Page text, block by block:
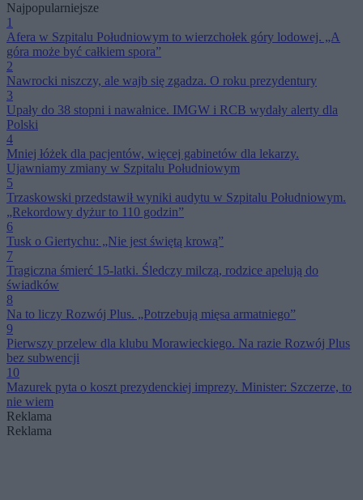
Najpopularniejsze
1
Afera w Szpitalu Południowym to wierzchołek góry lodowej. „A
góra może być całkiem spora”
2
Nawrocki niszczy, ale wajb się zgadza. O roku prezydentury
3
Upały do 38 stopni i nawałnice. IMGW i RCB wydały alerty dla
Polski
4
Mniej łóżek dla pacjentów, więcej gabinetów dla lekarzy.
Ujawniamy zmiany w Szpitalu Południowym
5
Trzaskowski przedstawił wyniki audytu w Szpitalu Południowym.
„Rekordowy dyżur to 110 godzin”
6
Tusk o Giertychu: „Nie jest świętą krową”
7
Tragiczna śmierć 15-latki. Śledczy milczą, rodzice apelują do
świadków
8
Na to liczy Rozwój Plus. „Potrzebują mięsa armatniego”
9
Pierwszy przelew dla klubu Morawieckiego. Na razie Rozwój Plus
bez subwencji
10
Mazurek pyta o koszt prezydenckiej imprezy. Minister: Szczerze, to
nie wiem
Reklama
Reklama